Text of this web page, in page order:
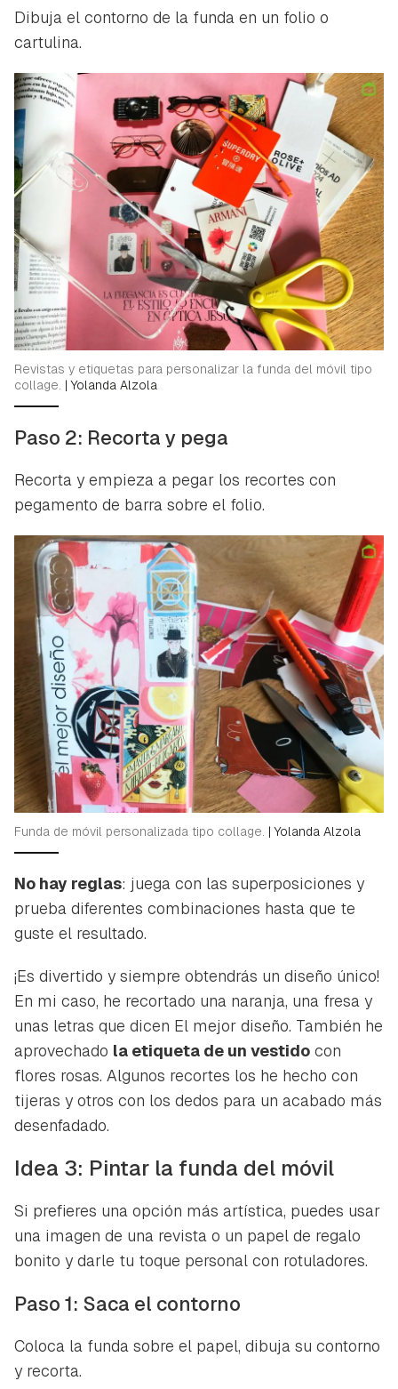
Dibuja el contorno de la funda en un folio o
cartulina.
Revistas y etiquetas para personalizar la funda del móvil tipo
collage. |Yolanda Alzola
Paso 2: Recorta y pega
Recorta y empieza a pegar los recortes con
pegamento de barra sobre el folio.
Funda de móvil personalizada tipo collage. |Yolanda Alzola
No hay reglas: juega con las superposiciones y
prueba diferentes combinaciones hasta que te
guste el resultado.
¡Es divertido y siempre obtendrás un diseño único!
En mi caso, he recortado una naranja, una fresa y
unas letras que dicen El mejor diseño. También he
aprovechado la etiqueta de un vestido con
flores rosas. Algunos recortes los he hecho con
tijeras y otros con los dedos para un acabado más
desenfadado.
Idea 3: Pintar la funda del móvil
Si prefieres una opción más artística, puedes usar
una imagen de una revista o un papel de regalo
bonito y darle tu toque personal con rotuladores.
Paso 1: Saca el contorno
Coloca la funda sobre el papel, dibuja su contorno
y recorta.